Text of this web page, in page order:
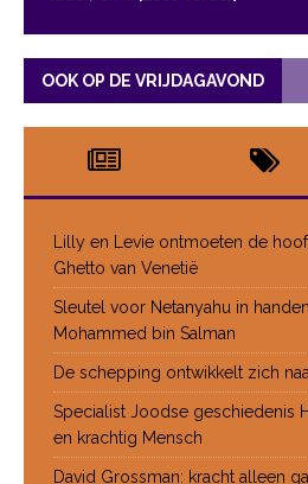
OOK OP DE VRIJDAGAVOND
Lilly en Levie ontmoeten de
Ghetto van Venetië
Sleutel voor Netanyahu in
Mohammed bin Salman
De schepping ontwikkelt zich
Specialist Joodse geschiedenis
en krachtig Mensch
David Grossman: kracht alleen